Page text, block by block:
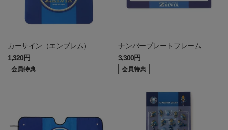
カーサイン（エンブレム）
1,320円
会員特典
ナンバープレートフレーム
3,300円
会員特典